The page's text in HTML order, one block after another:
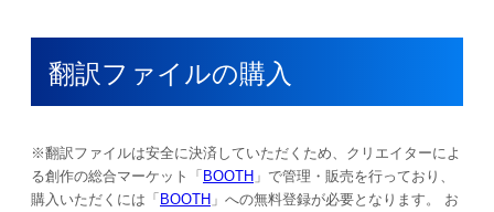
翻訳ファイルの購入
※翻訳ファイルは安全に決済していただくため、クリエイターによ
る創作の総合マーケット「 BOOTH 」で管理・販売を行っており、
購入いただくには「 BOOTH 」への無料登録が必要となります。 お